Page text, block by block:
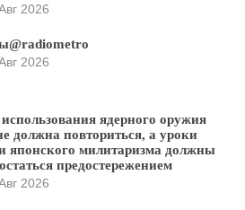
2026
2026
ядерного оружия
должна повториться, а уроки
японского милитаризма должны
предостережением
2026